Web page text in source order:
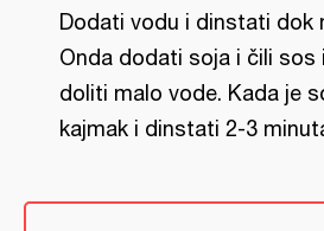
Dodati vodu i dinstati dok
Onda dodati soja i čili
doliti malo vode. Kada je
kajmak i dinstati 2-3